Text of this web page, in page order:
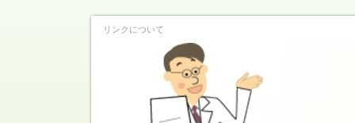
リンクについて